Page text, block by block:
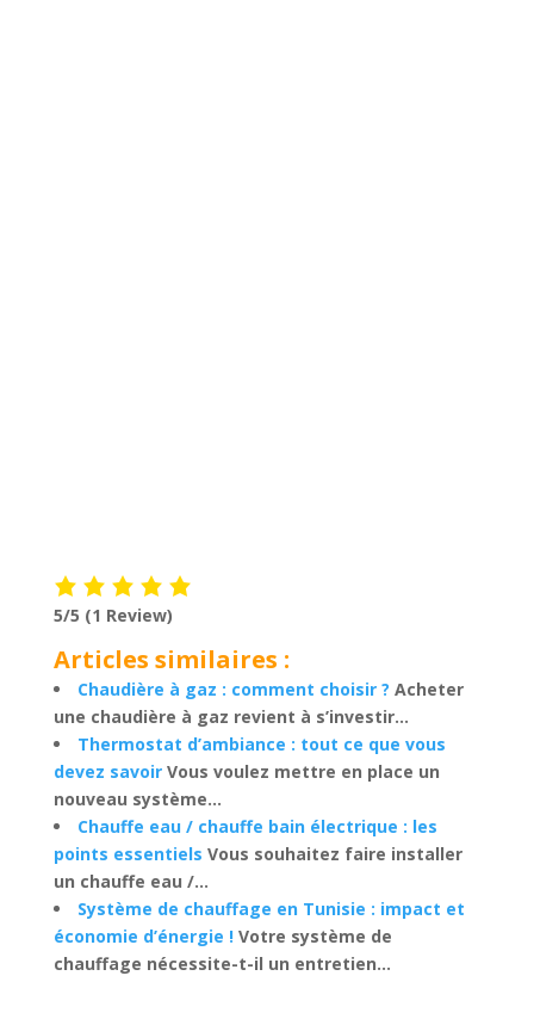
5/5 (1 Review)
Articles similaires :
Chaudière à gaz : comment choisir ? Acheter
une chaudière à gaz revient à s’investir...
Thermostat d’ambiance : tout ce que vous
devez savoir Vous voulez mettre en place un
nouveau système...
Chauffe eau / chauffe bain électrique : les
points essentiels Vous souhaitez faire installer
un chauffe eau /...
Système de chauffage en Tunisie : impact et
économie d’énergie ! Votre système de
chauffage nécessite-t-il un entretien...